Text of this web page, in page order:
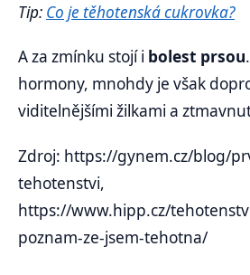
Tip: Co je těhotenská cukrovka?
A za zmínku stojí i bolest prsou
hormony, mnohdy je však
viditelnějšími žilkami a
Zdroj: https://gynem.cz/blog/
tehotenstvi,
https://www.hipp.cz/
poznam-ze-jsem-tehotna/